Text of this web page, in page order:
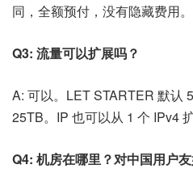
同，全额预付，没有隐藏费用。
Q3: 流量可以扩展吗？
A: 可以。LET STARTER 默认
25TB。IP 也可以从 1 个 IPv4
Q4: 机房在哪里？对中国用户